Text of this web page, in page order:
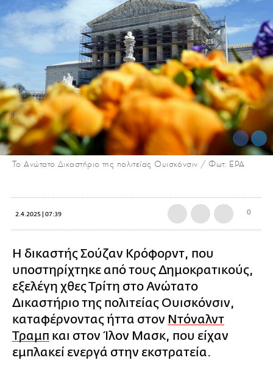
To Ανώτατο Δικαστήριο της πολιτείας Ουισκόνσιν / Φωτ: EPA
2.4.2025 | 07:39 0
Η δικαστής Σούζαν Κρόφορντ, που
υποστηρίχτηκε από τους Δημοκρατικούς,
εξελέγη χθες Τρίτη στο Ανώτατο
Δικαστήριο της πολιτείας Ουισκόνσιν,
καταφέρνοντας ήττα στον Ντόναλντ
Τραμπ και στον Ίλον Μασκ, που είχαν
εμπλακεί ενεργά στην εκστρατεία.